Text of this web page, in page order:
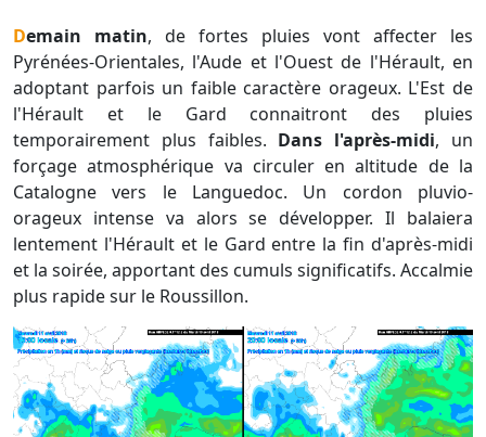
Demain matin, de fortes pluies vont affecter les
Pyrénées-Orientales, l'Aude et l'Ouest de l'Hérault, en
adoptant parfois un faible caractère orageux. L'Est de
l'Hérault et le Gard connaitront des pluies
temporairement plus faibles. Dans l'après-midi, un
forçage atmosphérique va circuler en altitude de la
Catalogne vers le Languedoc. Un cordon pluvio-
orageux intense va alors se développer. Il balaiera
lentement l'Hérault et le Gard entre la fin d'après-midi
et la soirée, apportant des cumuls significatifs. Accalmie
plus rapide sur le Roussillon.